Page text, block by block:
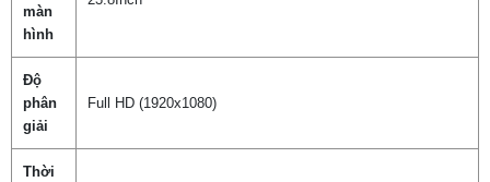
màn
hình
Độ
phân
giải
Full HD (1920x1080)
Thời